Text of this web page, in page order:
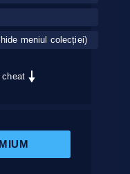
meniul colecției)
cheat